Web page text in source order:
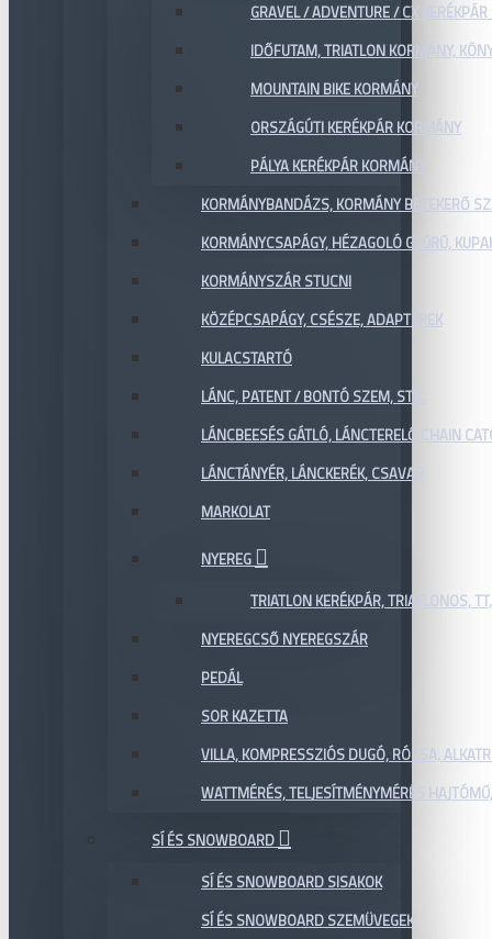
GRAVEL / ADVENTURE / CX
IDŐFUTAM, TRIATLON KORMÁNY,
MOUNTAIN BIKE KORMÁNY
ORSZÁGÚTI KERÉKPÁR KORMÁNY
PÁLYA KERÉKPÁR KORMÁNY
KORMÁNYBANDÁZS, KORMÁNY BETEKERŐ
KORMÁNYCSAPÁGY, HÉZAGOLÓ GYŰRŰ,
KORMÁNYSZÁR STUCNI
KÖZÉPCSAPÁGY, CSÉSZE, ADAPTEREK
KULACSTARTÓ
LÁNC, PATENT / BONTÓ SZEM, STB.
LÁNCBEESÉS GÁTLÓ, LÁNCTERELŐ CHAIN
LÁNCTÁNYÉR, LÁNCKERÉK, CSAVAR
MARKOLAT
NYEREG
TRIATLON KERÉKPÁR, TRIATLONOS,
NYEREGCSŐ NYEREGSZÁR
PEDÁL
SOR KAZETTA
VILLA, KOMPRESSZIÓS DUGÓ, RÓZSA,
WATTMÉRÉS, TELJESÍTMÉNYMÉRÉS
SÍ ÉS SNOWBOARD
SÍ ÉS SNOWBOARD SISAKOK
SÍ ÉS SNOWBOARD SZEMÜVEGEK